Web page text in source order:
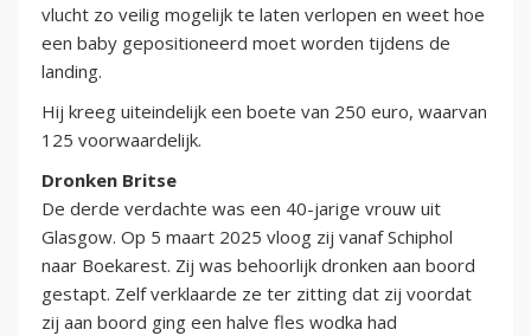
vlucht zo veilig mogelijk te laten verlopen en weet hoe
een baby gepositioneerd moet worden tijdens de
landing.
Hij kreeg uiteindelijk een boete van 250 euro, waarvan
125 voorwaardelijk.
Dronken Britse
De derde verdachte was een 40-jarige vrouw uit
Glasgow. Op 5 maart 2025 vloog zij vanaf Schiphol
naar Boekarest. Zij was behoorlijk dronken aan boord
gestapt. Zelf verklaarde ze ter zitting dat zij voordat
zij aan boord ging een halve fles wodka had